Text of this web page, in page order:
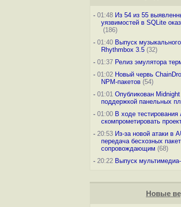
-01:48 Из 54 из 55
уязвимостей в SQLite
(186)
-01:40 Выпуск
Rhythmbox 3.5(32)
-01:37 Релиз эмулятора
-01:02 Новый червь
NPM-пакетов(54)
-01:01 Опубликован
поддержкой панельных
-01:00 В ходе тестирования
скомпрометировать
-20:53 Из-за новой атаки в
передача бесхозных
сопровождающим (68)
-20:22 Выпуск
Новые